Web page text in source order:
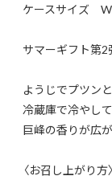
ケースサイズ
サマーギフト第2
ようじでプツン
冷蔵庫で冷やし
巨峰の香りが広が
〈お召し上がり方〉